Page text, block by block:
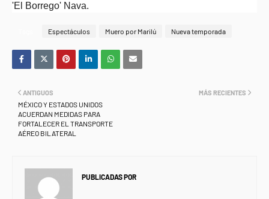
'El Borrego' Nava.
Espectáculos Muero por Marilú Nueva temporada
MÁS RECIENTES
ANTIGUOS
MÉXICO Y ESTADOS UNIDOS
ACUERDAN MEDIDAS PARA
FORTALECER EL TRANSPORTE
AÉREO BILATERAL
PUBLICADAS POR